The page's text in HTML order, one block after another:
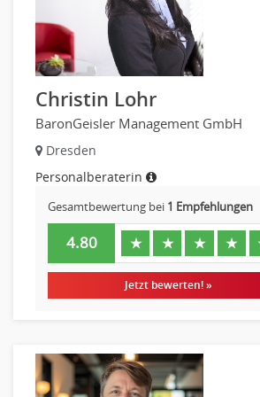
Embedded Systems
Helpdesk
IT Leitung, Teamleitung
IT Prozessmanagement
Qualitätssicherung, Qualitätsprüfung
SAP/ERP-Beratung, Entwicklung
Security
Softwareentwicklung
Systemadministration,
Training
Web-Entwicklung
Wirtschaftsinformatik
Chemie
Christin Lohr
BaronGeisler Management GmbH
Dresden
Personalberaterin
Gesamtbewertung bei 1 Empfehlungen
4.80 ★ ★ ★ ★
Jetzt bewerten! »